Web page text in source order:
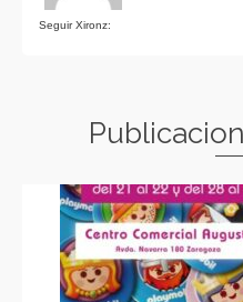
Seguir Xironz: